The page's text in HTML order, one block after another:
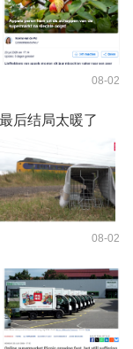
08-02
后结局太暖了
08-02